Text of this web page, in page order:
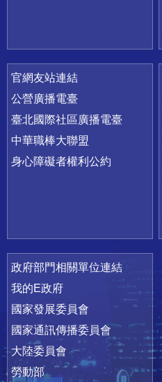
官網友站連結
公營廣播電臺
臺北國際社區廣播電臺
中華職棒大聯盟
身心障礙者權利公約
政府部門相關單位連結
我的E政府
國家發展委員會
國家通訊傳播委員會
大陸委員會
勞動部